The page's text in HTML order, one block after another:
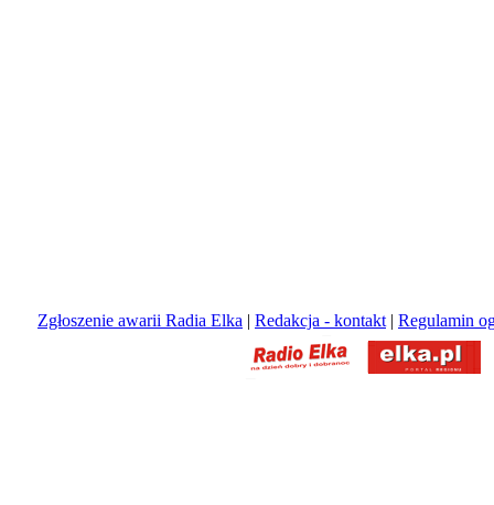
Zgłoszenie awarii Radia Elka | Redakcja - kontakt | Regulamin